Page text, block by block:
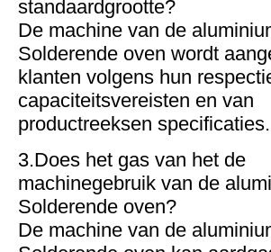
standaardgrootte?
De machine van de
Solderende oven wordt
klanten volgens hun
capaciteitsvereisten en van
productreeksen specificaties.
3.Does het gas van het de
machinegebruik van de
Solderende oven?
De machine van de